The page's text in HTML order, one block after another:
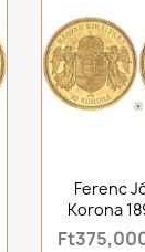
Ferenc
Korona